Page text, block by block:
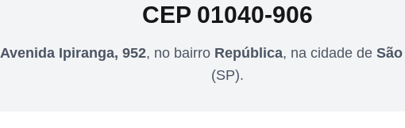
CEP 01040-906
Avenida Ipiranga, 952, no bairro República, na cidade de
(SP).